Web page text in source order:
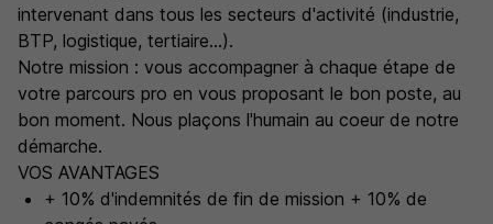
intervenant dans tous les secteurs d'activité (industrie,
BTP, logistique, tertiaire...).
Notre mission : vous accompagner à chaque étape de
votre parcours pro en vous proposant le bon poste, au
bon moment. Nous plaçons l'humain au coeur de notre
démarche.
VOS AVANTAGES
+ 10% d'indemnités de fin de mission + 10% de